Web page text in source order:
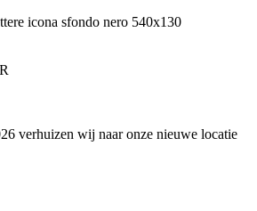
verhuizen wij naar onze nieuwe locatie